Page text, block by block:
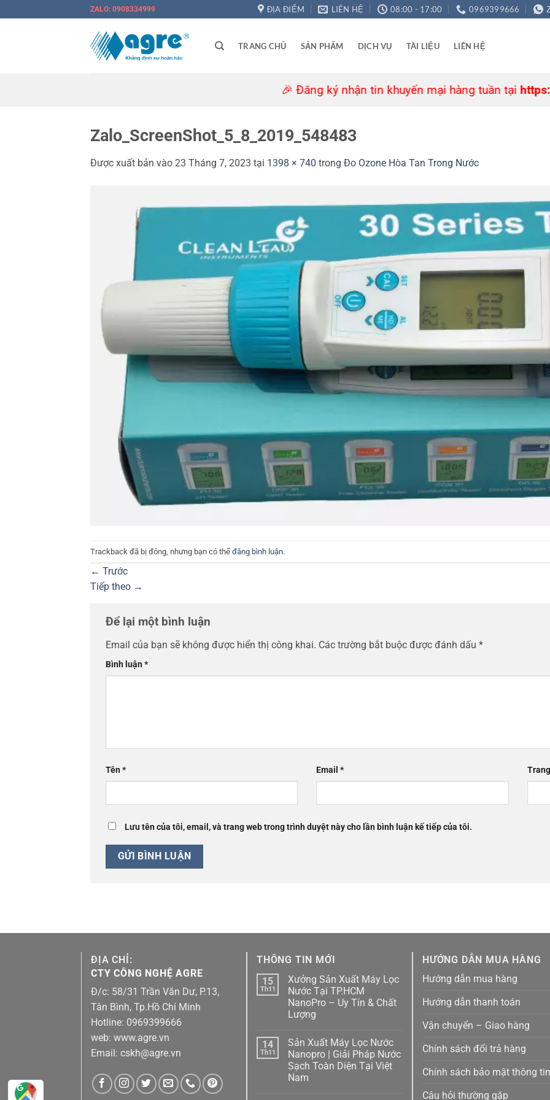
ZALO: 0908334999 ĐỊA ĐIỂM LIÊN HỆ 08:00 - 17:00 0969399666
TRANG CHỦ SẢN PHẨM DỊCH VỤ TÀI LIỆU LIÊN HỆ
🎉 Đăng ký nhận tin khuyến mại hàng tuần tạihttps://
Zalo_ScreenShot_5_8_2019_548483
Được xuất bản vào 23 Tháng 7, 2023 tại 1398 × 740 trong Đo Ozone Hòa Tan Trong Nước
Trackback đã bị đóng, nhưng bạn có thể đăng bình luận.
← Trước
Tiếp theo →
Để lại một bình luận
Email của bạn sẽ không được hiển thị công khai. Các trường bắt buộc được đánh dấu *
Bình luận*
Tên* Email*
Lưu tên của tôi, email, và trang web trong trình duyệt này cho lần bình luận kế tiếp của tôi.
ĐỊA CHỈ:
CTY CÔNG NGHỆ AGRE
Đ/c: 58/31 Trần Văn Dư, P.13,
Tân Bình, Tp.Hồ Chí Minh
Hotline: 0969399666
web: www.agre.vn
Email: cskh@agre.vn
THÔNG TIN MỚI
15
Th11
Xưởng Sản Xuất Máy Lọc
Nước Tại TP.HCM
NanoPro – Uy Tín & Chất
Lượng
bình
luận
ở
Xưởng
Sản
Xuất
14
Th11
Sản Xuất Máy Lọc Nước
Nanopro | Giải Pháp Nước
Sạch Toàn Diện Tại Việt
Nam
HƯỚNG DẪN MUA HÀNG
Hướng dẫn mua hàng
Hướng dẫn thanh toán
Vận chuyển – Giao hàng
Chính sách đổi trả hàng
Chính sách bảo mật thông tin
Câu hỏi thường gặp